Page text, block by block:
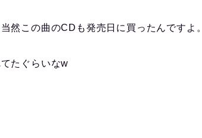
然この曲のCDも発売日に買ったんですよ。
たぐらいなw